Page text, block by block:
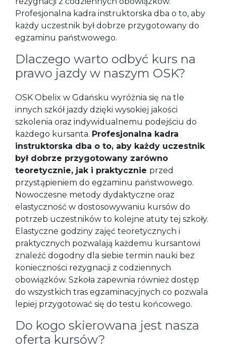
Profesjonalna kadra instruktorska dba o to, aby
każdy uczestnik był dobrze przygotowany do
egzaminu państwowego.
Dlaczego warto odbyć kurs na
prawo jazdy w naszym OSK?
OSK Obelix w Gdańsku wyróżnia się na tle
innych szkół jazdy dzięki wysokiej jakości
szkolenia oraz indywidualnemu podejściu do
każdego kursanta. Profesjonalna kadra
instruktorska dba o to, aby każdy uczestnik
był dobrze przygotowany zarówno
teoretycznie, jak i praktycznie przed
przystąpieniem do egzaminu państwowego.
Nowoczesne metody dydaktyczne oraz
elastyczność w dostosowywaniu kursów do
potrzeb uczestników to kolejne atuty tej szkoły.
Elastyczne godziny zajęć teoretycznych i
praktycznych pozwalają każdemu kursantowi
znaleźć dogodny dla siebie termin nauki bez
konieczności rezygnacji z codziennych
obowiązków. Szkoła zapewnia również dostęp
do wszystkich tras egzaminacyjnych co pozwala
lepiej przygotować się do testu końcowego.
Do kogo skierowana jest nasza
oferta kursów?